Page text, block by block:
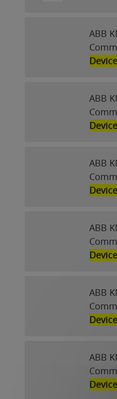
ABB
Device
ABB
Device
ABB
Device
ABB
Device
ABB
Device
ABB
Device